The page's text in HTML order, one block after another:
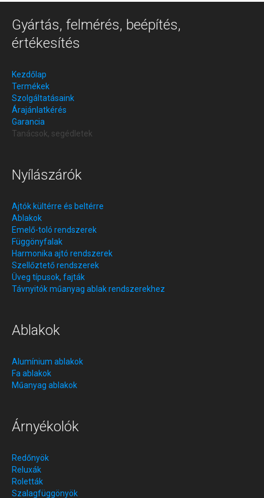
Gyártás, felmérés, beépítés,
értékesítés
Kezdőlap
Termékek
Szolgáltatásaink
Árajánlatkérés
Garancia
Tanácsok, segédletek
Nyílászárók
Ajtók kültérre és beltérre
Ablakok
Emelő-toló rendszerek
Függönyfalak
Harmonika ajtó rendszerek
Szellőztető rendszerek
Üveg típusok, fajták
Távnyitók műanyag ablak rendszerekhez
Ablakok
Alumínium ablakok
Fa ablakok
Műanyag ablakok
Árnyékolók
Redőnyök
Reluxák
Roletták
Szalagfüggönyök